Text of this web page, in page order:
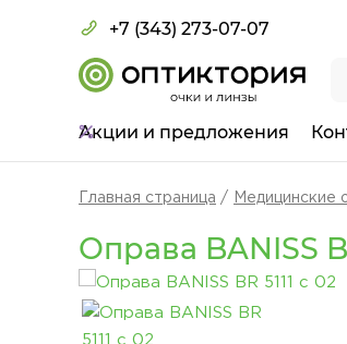
+7 (343) 273-07-07
Акции и предложения
Главная страница Медицинские
Оправа BANISS